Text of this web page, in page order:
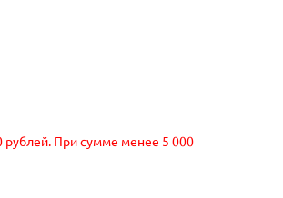
рублей. При сумме менее 5 000